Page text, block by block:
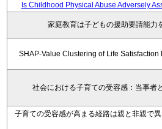
Is Childhood Physical Abuse Adversely
家庭教育は子どもの援助要請能力
SHAP-Value Clustering of Life
社会における子育ての受容感：当事者
子育ての受容感が高まる経路は親と非親で